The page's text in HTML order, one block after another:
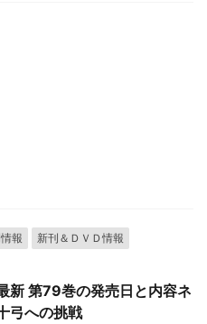
報
新刊＆ＤＶＤ情報
新 第79巻の発売日と内容ネ
弓への挑戦